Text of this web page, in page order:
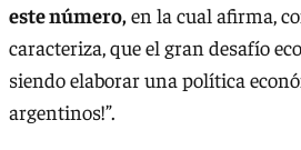
este número,en la cual afirma,
caracteriza, que el gran desafío
siendo elaborar una política
argentinos!”.